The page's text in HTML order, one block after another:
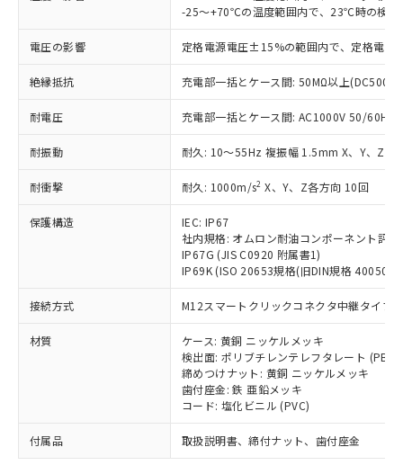
-25～+70℃の温度範囲内で、23℃時の検
電圧の影響 定格電源電圧±15%の範囲内で、定格電
絶縁抵抗 充電部一括とケース間: 50MΩ以上(DC500V
耐電圧 充電部一括とケース間: AC1000V 50/60Hz
耐振動 耐久: 10～55Hz 複振幅 1.5mm X、Y、Z各
耐衝撃 耐久: 1000m/s2 X、Y、Z各方向 10回
保護構造
IEC: IP67
社内規格: オムロン耐油コンポーネント評
IP67G (JIS C0920 附属書1)
IP69K (ISO 20653規格(旧DIN規格 40050
接続方式 M12スマートクリックコネクタ中継タイプ
材質
ケース: 黄銅 ニッケルメッキ
検出面: ポリブチレンテレフタレート (PBT)
締めつけナット: 黄銅 ニッケルメッキ
歯付座金: 鉄 亜鉛メッキ
コード: 塩化ビニル (PVC)
付属品 取扱説明書、締付ナット、歯付座金
本サービスの対象外となる商品もある
ことをご了承ください。
在庫状況および標準価格照会結果は、
記載している更新日時点での社内デー
タに基づき作成されるものであり、閲
覧された時点での実際の在庫および標
準価格とは異なる場合があることをご
正式な納期状況および標準価格はお客
様のお取引先、またはお客様担当のオ
ムロン制御機器販売店・当社販売員に
ご相談ください。
オムロン制御機器販売店や当社販売拠
販売ネットワーク
」をご確認
在庫状況および標準価格結果を当社の
事前の承諾なく第三者に漏洩または開
示しないようお願いします。
マイパーツ機能（部品リスト作成サー
ビス）をご利用いただくには、I-Web
メンバーズにご登録されている必要が
お客様が当ウェブサイト上で当社にご
登録された部品リストについて、当社
および当社の共同利用者が、当社の製
いたものが、含有品と判明した場合などや
むを得ず変更することがあります。
*EU RoHS指令（10物質）：
鉛(Pb) 1000ppm以下、 水銀(Hg) 1000ppm以下、 カド
ミウム(Cd) 100ppm以下、
六価クロム(Cr(Ⅵ)) 1000ppm以下、ポリ臭化ビフェニル
類(PBB) 1000ppm以下、ポリ臭化ジフェニルエーテル類
(PBDE) 1000ppm以下、フタル酸ビス(2-エチルヘキシ
ル) (DEHP)(別名：DOP) 1000ppm以下、フタル酸ブチ
ルベンジル（BBP） 1000ppm以下、フタル酸ジブチル
（DBP） 1000ppm以下、フタル酸ジイソブチル
適用除外項目は除く。
フタル酸エステル類の４物質については閾値を超える意
図的な使用がないことを確認しています。
※2 対応予定月
部品在庫の切り替え状況などにより、予定
月が前後することがあります。
※3 非含有証明書ダウンロード
基準値を超えていることを示します。
い合わせください。
Cr(Ⅵ)(六価クロム) : 1000ppm、 PBBs(ポリ臭化ビフェ
ニル類) : 1000ppm、 PBDEs(ポリ臭化ジフェニルエーテ
DBP(フタル酸ジブチル) : 1000ppm、 DIBP(フタル酸ジ
イソブチル) : 1000ppm、 BBP(フタル酸ブチルベンジ
※2 環境保護使用期限
「ｅ」：有害物質（10物質）のすべてが基
準値以下であることを示します。
「10」：通常の使用状況下において有害物
質が外部に漏えいし、環境に深刻な影響を
及ぼさない年数を意味します。
「－」：未確認です。当社販売部門へお問
当社は、これら貴社製品のうち、外国
為替および外国貿易法に定める商品
（以下｢規制貨物等」という）を輸出
または国外への提供する場合は、日本
国政府の輸出許可(または役務取引許
可)を取得するなどの必要な手続きを
当社は規制貨物を破棄する場合は、完
全に破砕するなど、違法に輸出されな
いよう必要な手段を講じます。
ル、化学兵器、生物兵器またはその他
武器並びにこれらの製造装置等に一切
使用いたしません。
当社は、貴社製品を第三者に販売する
場合は、上記1、2および3の内容を当
該第三者に通知します。また当社は、
販売先および販売に係わる関係者が違
法に輸出するおそれがある場合は、取
り引きをいたしません。
一定数以上の在庫あり
一定数には満たないが在庫あり
在庫なし(最新の在庫状況につ
いては、お客様のお取引先、ま
たはお客様担当のオムロン制御
機器販売店・当社販売員にご確
認ください)
受注生産機種、また在庫状況の
情報を公開していない機種